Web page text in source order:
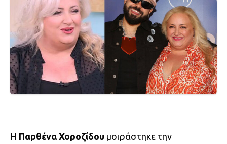
Η Παρθένα Χοροζίδου μοιράστηκε την